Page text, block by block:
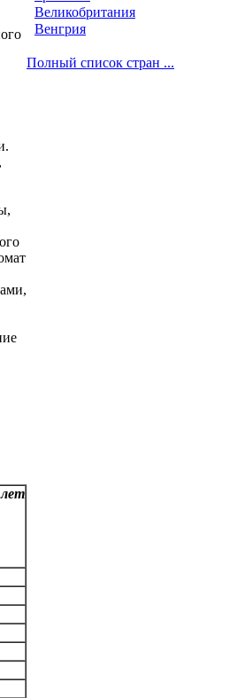
лет
Великобритания
Венгрия
Полный список стран ...